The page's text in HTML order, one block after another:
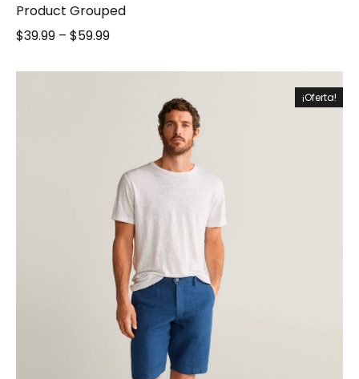
Product Grouped
$39.99 – $59.99
¡Oferta!